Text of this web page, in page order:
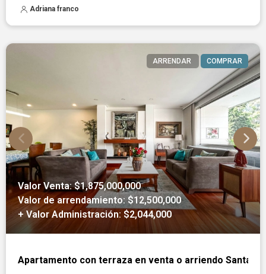
Adriana franco
ARRENDAR COMPRAR
Valor Venta: $1,875,000,000
Valor de arrendamiento: $12,500,000
+ Valor Administración: $2,044,000
Apartamento con terraza en venta o arriendo Santa